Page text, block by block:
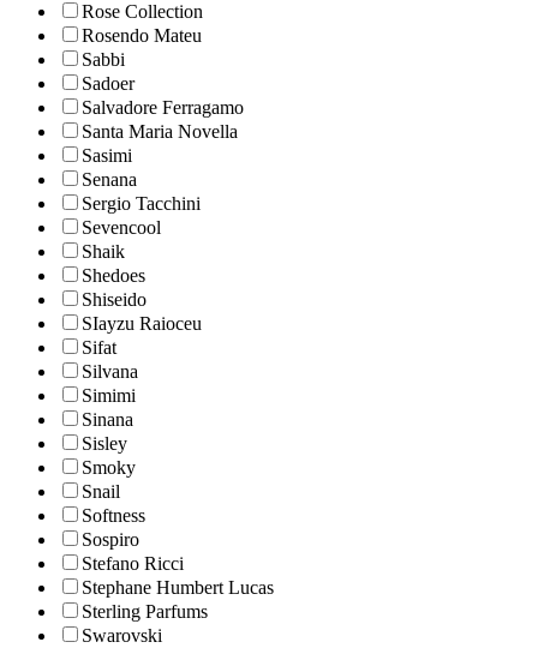
Rose Collection
Rosendo Mateu
Sabbi
Sadoer
Salvadore Ferragamo
Santa Maria Novella
Sasimi
Senana
Sergio Tacchini
Sevencool
Shaik
Shedoes
Shiseido
SIayzu Raioceu
Sifat
Silvana
Simimi
Sinana
Sisley
Smoky
Snail
Softness
Sospiro
Stefano Ricci
Stephane Humbert Lucas
Sterling Parfums
Swarovski